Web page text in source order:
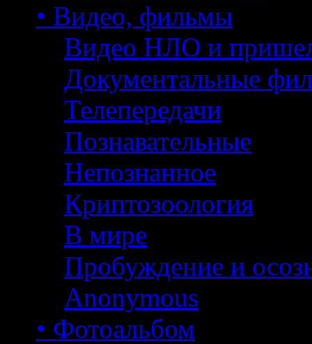
• Видео, фильмы
Видео НЛО и
Документальные
Телепередачи
Познавательные
Непознанное
Криптозоология
В мире
Пробуждение и
Anonymous
• Фотоальбом